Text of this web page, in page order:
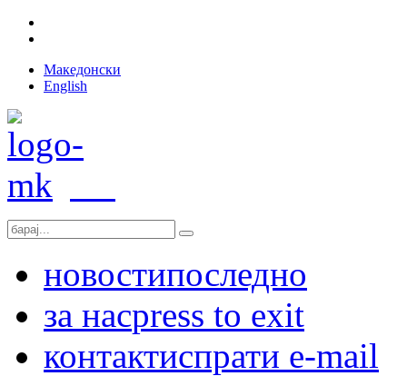
Македонски
English
новостипоследно
за насpress to exit
контактиспрати e-mail